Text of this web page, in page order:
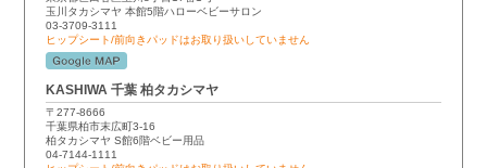
玉川タカシマヤ 本館5階ハローベビーサロン
03-3709-3111
ヒップシート/前向きパッドはお取り扱いしていません
KASHIWA 千葉 柏タカシマヤ
〒277-8666
千葉県柏市末広町3-16
柏タカシマヤ S館6階ベビー用品
04-7144-1111